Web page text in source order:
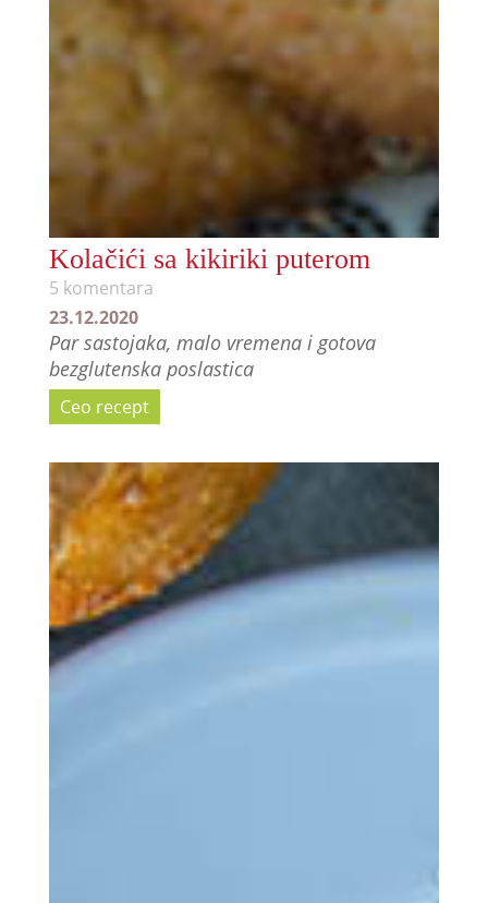
Kolačići sa kikiriki puterom
5 komentara
23.12.2020
Par sastojaka, malo vremena i gotova
bezglutenska poslastica
Ceo recept